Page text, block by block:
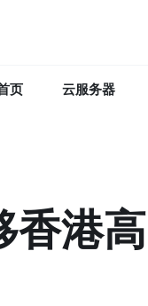
页 云服务器
香港